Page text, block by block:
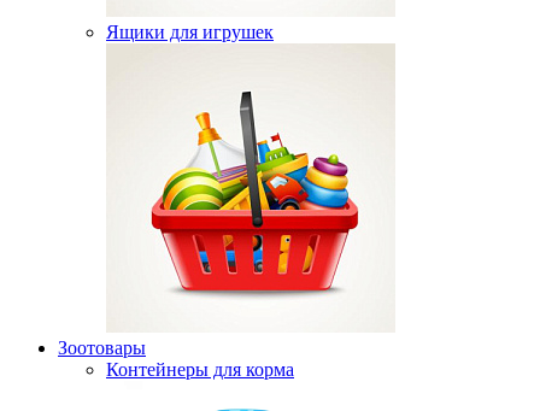
Ящики для игрушек
Зоотовары
Контейнеры для корма